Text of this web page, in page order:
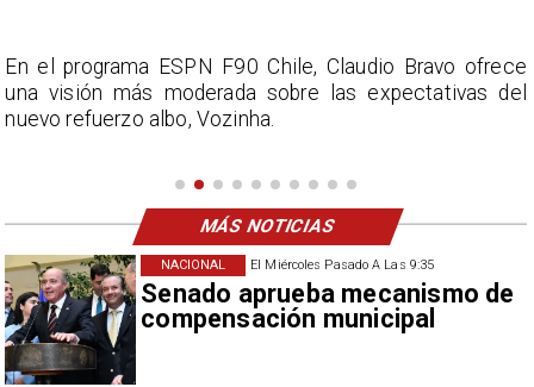
El Miércoles Pasado A Las 9:35
Senado aprueba mecanismo de
compensación municipal
NACIONAL
En el programa ESPN F90 Chile, Claudio Bravo ofrece
una visión más moderada sobre las expectativas del
nuevo refuerzo albo, Vozinha.
MÁS NOTICIAS